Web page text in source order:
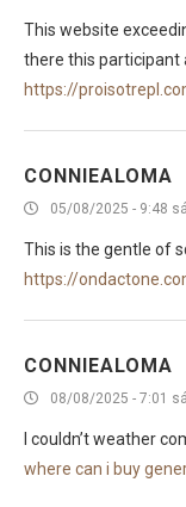
This website
there this participant
https://
CONNIEALOMA
05/08/2025 - 9:48
This is the gentle of
https://
CONNIEALOMA
08/08/2025 - 7:01
I couldn’t weather
where can i buy